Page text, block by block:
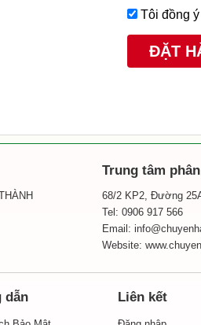
Tôi đồng
Trung tâm
68/2 KP2, Đường
Tel: 0906 917 566
Email:
Website:
dẫn Liên kết